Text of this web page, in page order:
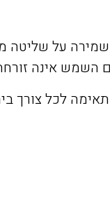
על
השמש אינה
לכל צורך